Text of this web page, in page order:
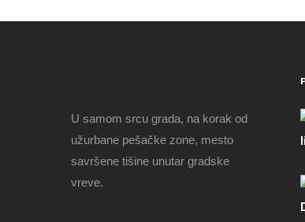
U samom srcu grada, na korak od
užurbane pešačke zone, mesto
savršene tišine unutar gradske
vreve.